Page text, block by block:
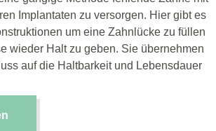
Implantaten zu versorgen. Hier gibt es
um eine Zahnlücke zu füllen
wieder Halt zu geben. Sie übernehmen
auf die Haltbarkeit und Lebensdauer